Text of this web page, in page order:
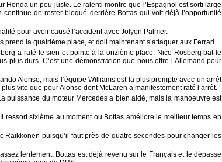
un peu juste. Le ralenti montre que l’Espagnol est sorti large
de rester bloqué derrière Bottas qui voit déjà l’opportunité
pour avoir causé l’accident avec Jolyon Palmer.
la quatrième place, et doit maintenant s’attaquer aux Ferrari.
a raté le sien et pointe à la onzième place. Nico Rosberg bat le
plus durs. C’est une démonstration que nous offre l’Allemand pour
Alonso, mais l’équipe Williams est la plus prompte avec un arrêt
vite que pour Alonso dont McLaren a manifestement raté l’arrêt.
puissance du moteur Mercedes a bien aidé, mais la manoeuvre est
ressort sixième au moment ou Bottas améliore le meilleur temps en
Räikkönen puisqu’il faut près de quatre secondes pour changer les
lentement. Bottas est déjà revenu sur le Français et le dépasse